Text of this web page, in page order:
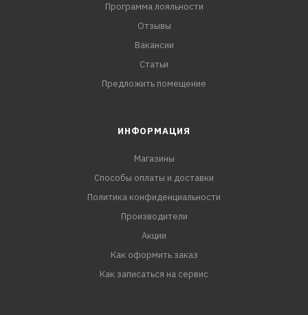
Программа лояльности
Отзывы
Вакансии
Статьи
Предложить помещение
ИНФОРМАЦИЯ
Магазины
Способы оплаты и доставки
Политика конфиденциальности
Производители
Акции
Как оформить заказ
Как записаться на сервис